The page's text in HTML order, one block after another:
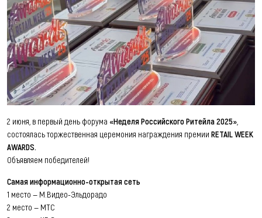
2 июня, в первый день форума «Неделя Российского Ритейла 2025»
состоялась торжественная церемония награждения премии RETAIL WEEK
AWARDS.
Объявляем победителей!
Самая информационно-открытая сеть
1 место — М.Видео-Эльдорадо
2 место — МТС